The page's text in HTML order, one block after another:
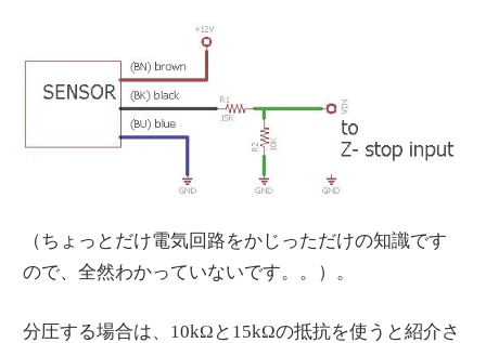
（ちょっとだけ電気回路をかじっただけの知識です
ので、全然わかっていないです。。）。
分圧する場合は、10kΩと15kΩの抵抗を使うと紹介さ